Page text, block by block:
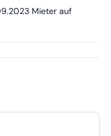
Mieter auf